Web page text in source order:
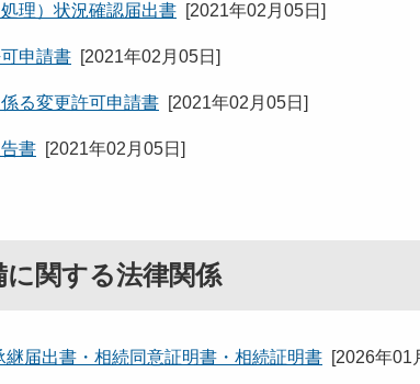
理）状況確認届出書 [2021年02月05日 ]
申請書 [2021年02月05日 ]
る変更許可申請書 [2021年02月05日 ]
書 [2021年02月05日 ]
関する法律関係
届出書・相続同意証明書・相続証明書 [2026年01